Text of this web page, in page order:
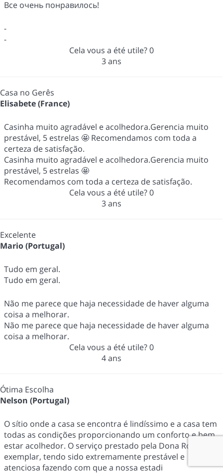
Все очень понравилось!
-
-
Cela vous a été utile?0
3 ans
Casa no Gerês
Elisabete (France)
Casinha muito agradável e acolhedora.Gerencia muito
prestável, 5 estrelas 🤩 Recomendamos com toda a
certeza de satisfação.
Casinha muito agradável e acolhedora.Gerencia muito
prestável, 5 estrelas 🤩
Recomendamos com toda a certeza de satisfação.
Cela vous a été utile?0
3 ans
Excelente
Mario (Portugal)
Tudo em geral.
Tudo em geral.
Não me parece que haja necessidade de haver alguma
coisa a melhorar.
Não me parece que haja necessidade de haver alguma
coisa a melhorar.
Cela vous a été utile?0
4 ans
Ótima Escolha
Nelson (Portugal)
O sítio onde a casa se encontra é lindíssimo e a casa tem
todas as condições proporcionando um conforto e bem
estar acolhedor. O serviço prestado pela Dona Rosa é
exemplar, tendo sido extremamente prestável e
atenciosa fazendo com que a nossa estadi